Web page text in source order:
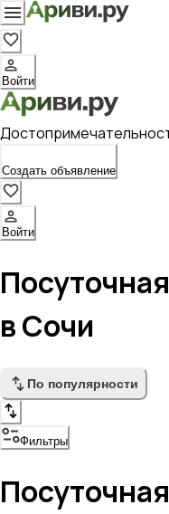
Войти
Создать объявление
Войти
в Сочи
По популярности
Фильтры